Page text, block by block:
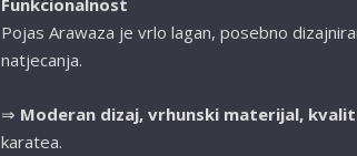
Pojas Arawaza je vrlo lagan, posebno
natjecanja.
⇒ Moderan dizaj, vrhunski materijal,
karatea.